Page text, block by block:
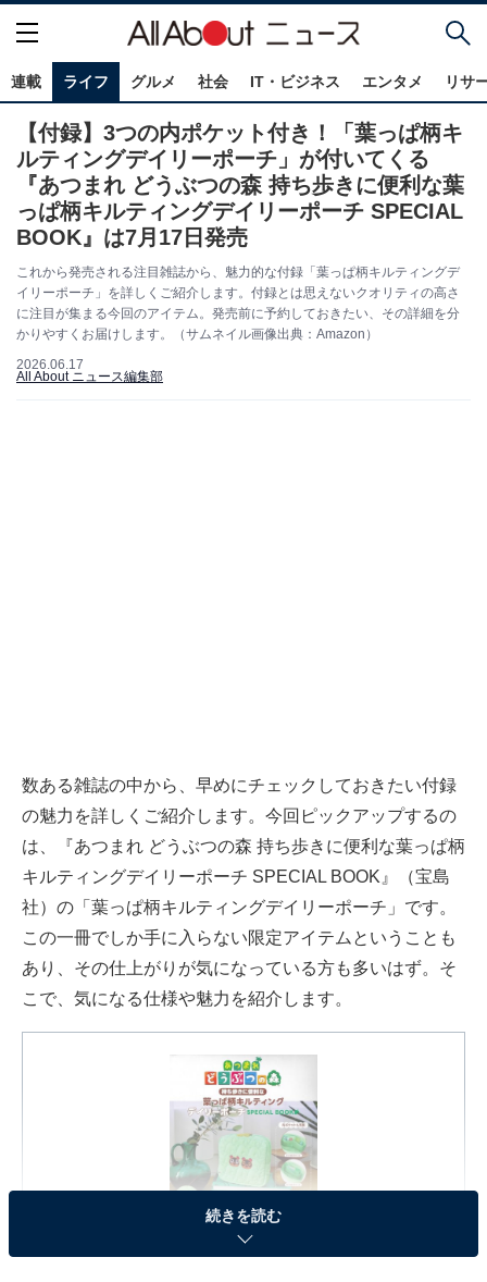
連載 ライフ グルメ 社会 IT・ビジネス エンタメ リサ
【付録】3つの内ポケット付き！「葉っぱ柄キ
ルティングデイリーポーチ」が付いてくる
『あつまれ どうぶつの森 持ち歩きに便利な葉
っぱ柄キルティングデイリーポーチ SPECIAL
BOOK』は7月17日発売
これから発売される注目雑誌から、魅力的な付録「葉っぱ柄キルティングデ
イリーポーチ」を詳しくご紹介します。付録とは思えないクオリティの高さ
に注目が集まる今回のアイテム。発売前に予約しておきたい、その詳細を分
かりやすくお届けします。（サムネイル画像出典：Amazon）
2026.06.17
All About ニュース編集部
数ある雑誌の中から、早めにチェックしておきたい付録
の魅力を詳しくご紹介します。今回ピックアップするの
は、『あつまれ どうぶつの森 持ち歩きに便利な葉っぱ柄
キルティングデイリーポーチ SPECIAL BOOK』（宝島
社）の「葉っぱ柄キルティングデイリーポーチ」です。
この一冊でしか手に入らない限定アイテムということも
あり、その仕上がりが気になっている方も多いはず。そ
こで、気になる仕様や魅力を紹介します。
続きを読む